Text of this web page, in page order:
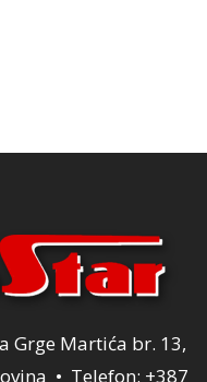
Grge Martića br. 13,
• Telefon: +387